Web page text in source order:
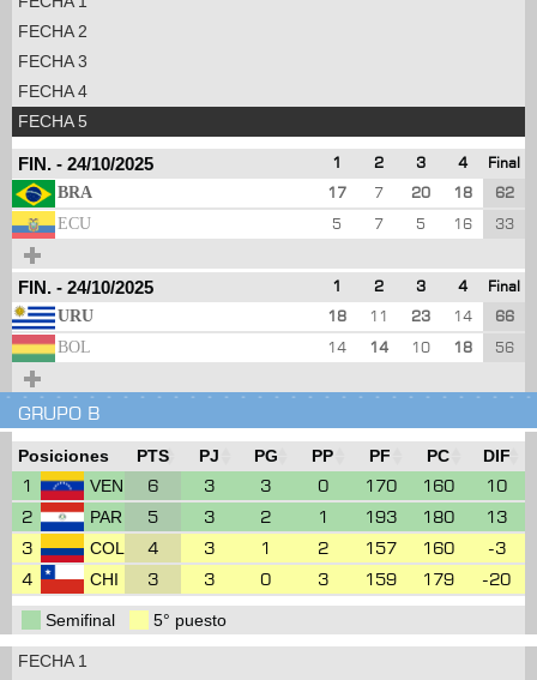
FECHA 2
FECHA 3
FECHA 4
FECHA 5
FIN. - 24/10/2025 1 2 3 4
Final
BRA
17 7 20 18
62
ECU
5 7 5 16 33
FIN. - 24/10/2025 1 2 3 4
Final
URU
18 11 23 14
66
BOL
14 14 10 18 56
GRUPO B
Posiciones PTS PJ PG PP PF PC DIF
1 VEN 6 3 3 0 170 160
10
2
PAR 5 3 2 1 193 180
13
3
COL 4 3 1 2 157 160
-3
4
CHI 3 3 0 3 159 179 -20
Semifinal 5° puesto
FECHA 1